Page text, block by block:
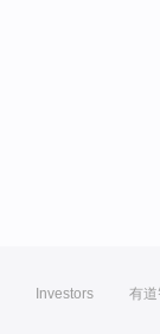
Investors 有